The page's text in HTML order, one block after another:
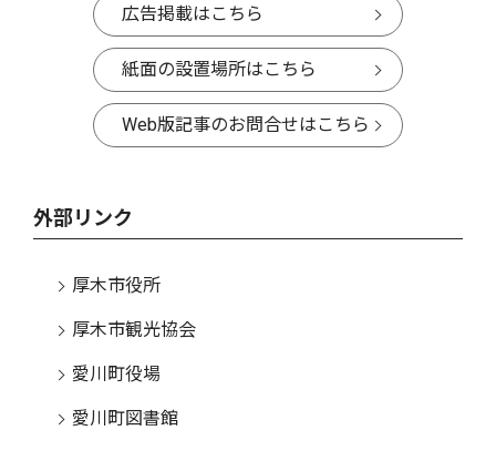
広告掲載はこちら
紙面の設置場所はこちら
Web版記事のお問合せはこちら
外部リンク
厚木市役所
厚木市観光協会
愛川町役場
愛川町図書館